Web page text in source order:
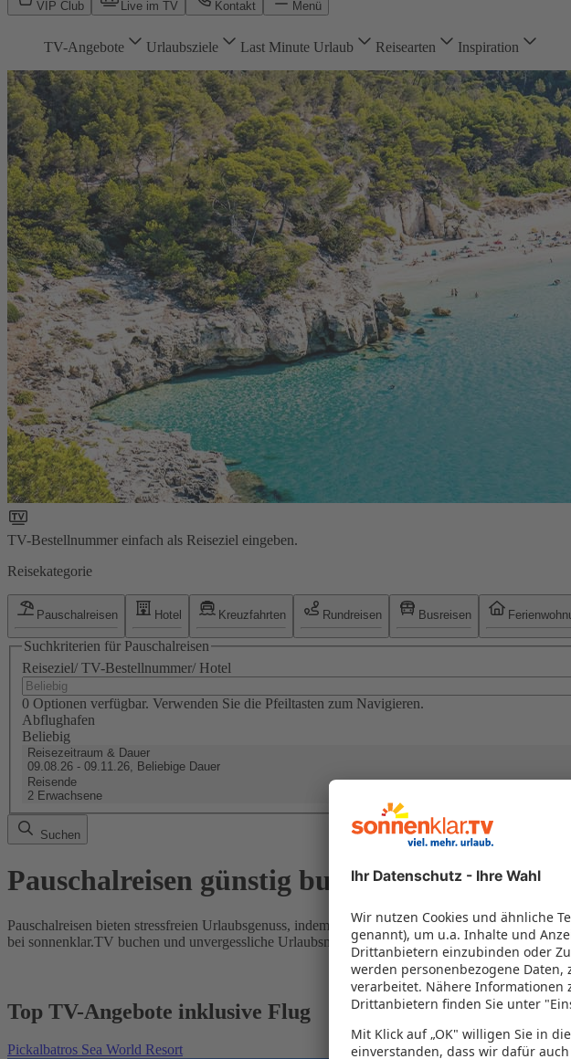
VIP Club Live im TV Kontakt Menü
TV-Angebote Urlaubsziele Last Minute Urlaub Reisearten Inspiration
TV-Bestellnummer einfach als Reiseziel eingeben.
Reisekategorie
Pauschalreisen Hotel Kreuzfahrten Rundreisen Busreisen
Suchkriterien für Pauschalreisen
Reiseziel/ TV-Bestellnummer/ Hotel
0 Optionen verfügbar. Verwenden Sie die Pfeiltasten zum Navigieren.
Abflughafen
Beliebig
Reisezeitraum & Dauer
09.08.26 - 09.11.26, Beliebige Dauer
Reisende
2 Erwachsene
Suchen
Pauschalreisen günstig buchen
Pauschalreisen bieten stressfreien Urlaubsgenuss, indem Flug und Hotel in einem Paket
bei sonnenklar.TV buchen und unvergessliche Urlaubsmomente erleben!
Top TV-Angebote inklusive Flug
Pickalbatros Sea World Resort